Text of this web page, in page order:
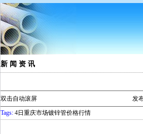
新 闻 资 讯
双击自动滚屏
发
Tags: 4日重庆市场镀锌管价格行情